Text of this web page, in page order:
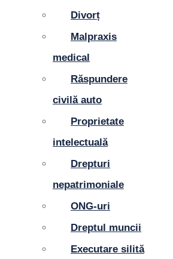
Divorț
Malpraxis
medical
Răspundere
civilă auto
Proprietate
intelectuală
Drepturi
nepatrimoniale
ONG-uri
Dreptul muncii
Executare silită